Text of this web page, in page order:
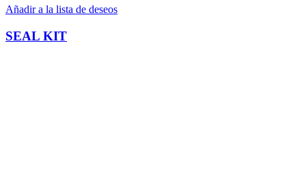
Añadir a la lista de deseos
SEAL KIT